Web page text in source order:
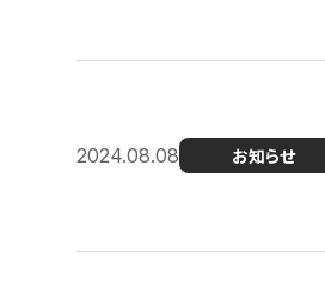
2024.08.08 お知らせ